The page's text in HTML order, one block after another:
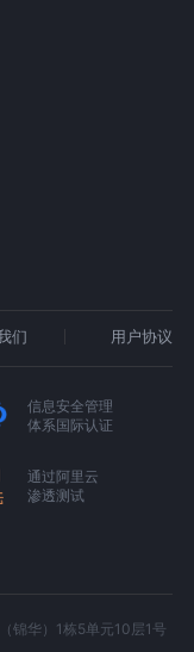
们 用户协议
信息安全管理
体系国际认证
通过阿里云
渗透测试
锦华）1栋5单元10层1号